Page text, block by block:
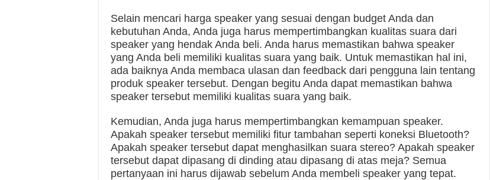
Selain mencari harga speaker yang sesuai dengan budget Anda dan
kebutuhan Anda, Anda juga harus mempertimbangkan kualitas suara dari
speaker yang hendak Anda beli. Anda harus memastikan bahwa speaker
yang Anda beli memiliki kualitas suara yang baik. Untuk memastikan hal ini,
ada baiknya Anda membaca ulasan dan feedback dari pengguna lain tentang
produk speaker tersebut. Dengan begitu Anda dapat memastikan bahwa
speaker tersebut memiliki kualitas suara yang baik.
Kemudian, Anda juga harus mempertimbangkan kemampuan speaker.
Apakah speaker tersebut memiliki fitur tambahan seperti koneksi Bluetooth?
Apakah speaker tersebut dapat menghasilkan suara stereo? Apakah speaker
tersebut dapat dipasang di dinding atau dipasang di atas meja? Semua
pertanyaan ini harus dijawab sebelum Anda membeli speaker yang tepat.